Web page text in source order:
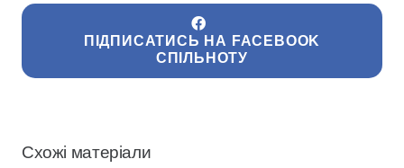
ПІДПИСАТИСЬ НА FACEBOOK
СПІЛЬНОТУ
Схожі матеріали